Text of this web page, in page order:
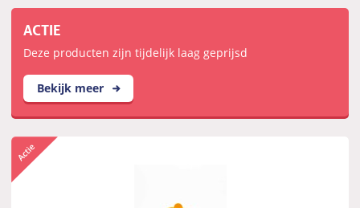
ACTIE
Deze producten zijn tijdelijk laag geprijsd
Bekijk meer